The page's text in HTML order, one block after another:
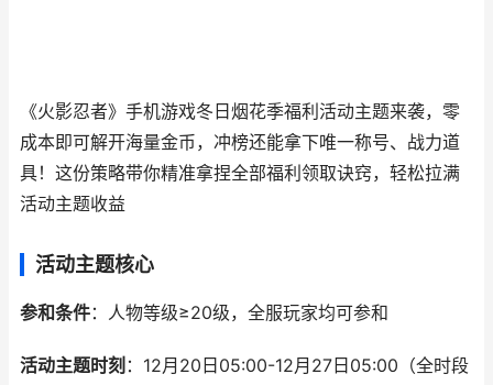
《火影忍者》手机游戏冬日烟花季福利活动主题来袭，零
成本即可解开海量金币，冲榜还能拿下唯一称号、战力道
具！这份策略带你精准拿捏全部福利领取诀窍，轻松拉满
活动主题收益
活动主题核心
参和条件：人物等级≥20级，全服玩家均可参和
活动主题时刻 ：12月20日05:00-12月27日05:00（全时段